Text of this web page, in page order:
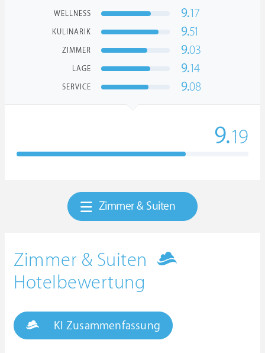
WELLNESS 9.17
KULINARIK 9.51
ZIMMER 9.03
LAGE 9.14
SERVICE 9.08
9.19
Zimmer & Suiten
Zimmer & Suiten
Hotelbewertung
KI Zusammenfassung